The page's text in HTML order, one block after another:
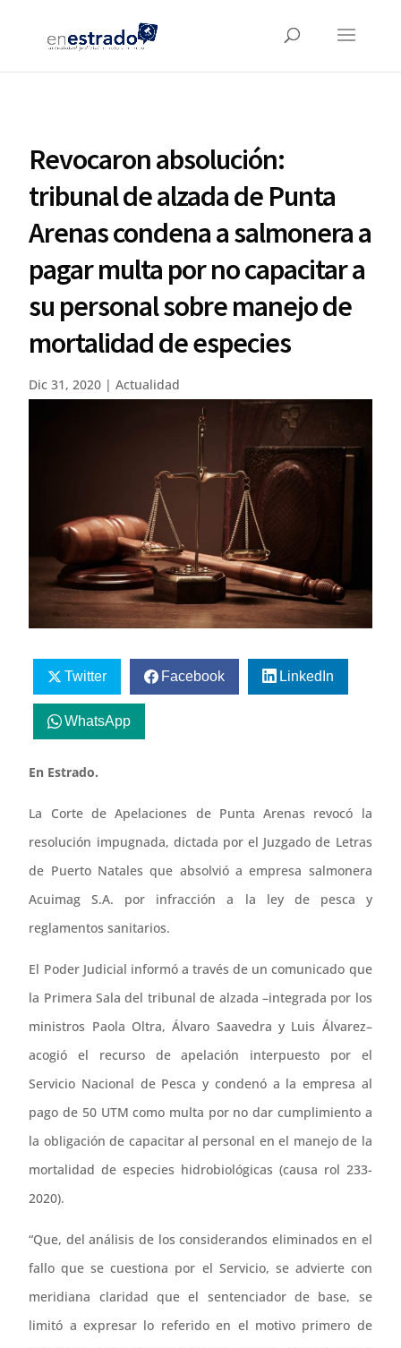
Revocaron absolución:
tribunal de alzada de Punta
Arenas condena a salmonera a
pagar multa por no capacitar a
su personal sobre manejo de
mortalidad de especies
Dic 31, 2020 |Actualidad
Twitter Facebook LinkedIn
WhatsApp
En Estrado.
La Corte de Apelaciones de Punta Arenas revocó la
resolución impugnada, dictada por el Juzgado de Letras
de Puerto Natales que absolvió a empresa salmonera
Acuimag S.A. por infracción a la ley de pesca y
reglamentos sanitarios.
El Poder Judicial informó a través de un comunicado que
la Primera Sala del tribunal de alzada –integrada por los
ministros Paola Oltra, Álvaro Saavedra y Luis Álvarez–
acogió el recurso de apelación interpuesto por el
Servicio Nacional de Pesca y condenó a la empresa al
pago de 50 UTM como multa por no dar cumplimiento a
la obligación de capacitar al personal en el manejo de la
mortalidad de especies hidrobiológicas (causa rol 233-
2020).
“Que, del análisis de los considerandos eliminados en el
fallo que se cuestiona por el Servicio, se advierte con
meridiana claridad que el sentenciador de base, se
limitó a expresar lo referido en el motivo primero de